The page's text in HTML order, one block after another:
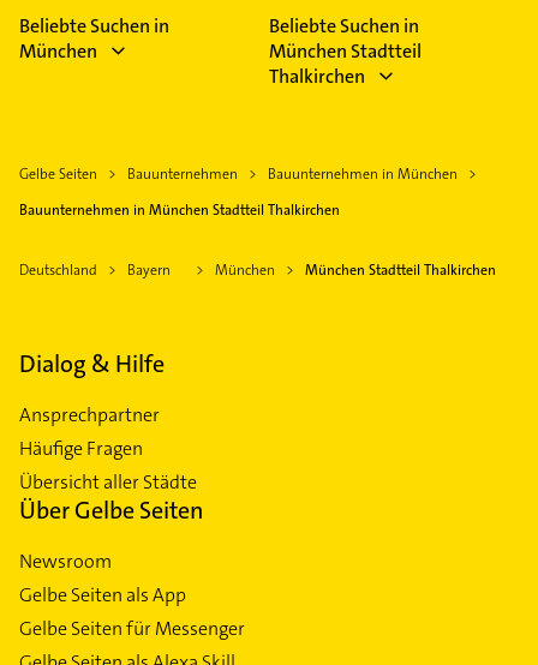
Beliebte Suchen in
München
Beliebte Suchen in
München Stadtteil
Thalkirchen
Gelbe Seiten Bauunternehmen
Bauunternehmen in München
Bauunternehmen in München Stadtteil Thalkirchen
Deutschland Bayern München München Stadtteil Thalkirchen
Dialog & Hilfe
Ansprechpartner
Häufige Fragen
Übersicht aller Städte
Über Gelbe Seiten
Newsroom
Gelbe Seiten als App
Gelbe Seiten für Messenger